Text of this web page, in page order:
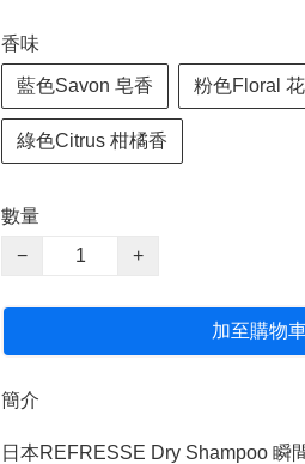
香味
藍色Savon 皂香 粉色Floral
綠色Citrus 柑橘香
數量
−
+
加至購物
簡介
日本REFRESSE Dry Shampoo 瞬